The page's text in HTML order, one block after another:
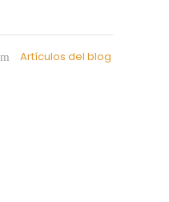
Artículos del blog